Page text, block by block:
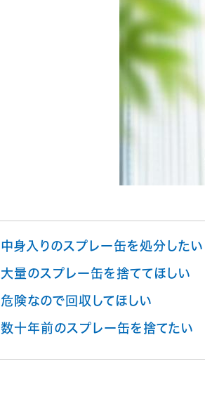
中身入りのスプレー缶を処分したい
大量のスプレー缶を捨ててほしい
危険なので回収してほしい
数十年前のスプレー缶を捨てたい